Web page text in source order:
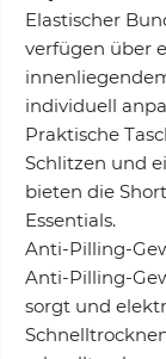
Elastischer
verfügen über
individuell
Praktische
Schlitzen und
bieten die
Essentials.
Anti-Pilling-
Anti-Pilling-
sorgt und